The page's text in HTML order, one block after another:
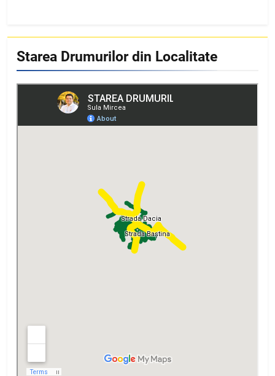
Starea Drumurilor din Localitate